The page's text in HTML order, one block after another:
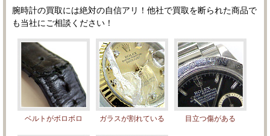
腕時計の買取には絶対の自信アリ！他社で買取を断られた商品で
も当社にご相談ください！
ベルトがボロボロ ガラスが割れている 目立つ傷がある